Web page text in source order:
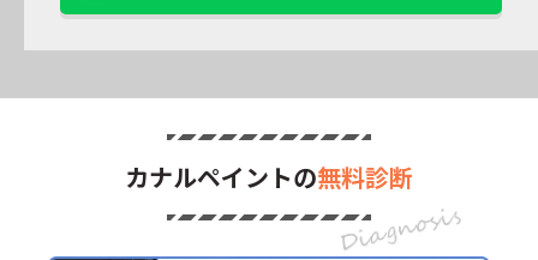
カナルペイントの無料診断